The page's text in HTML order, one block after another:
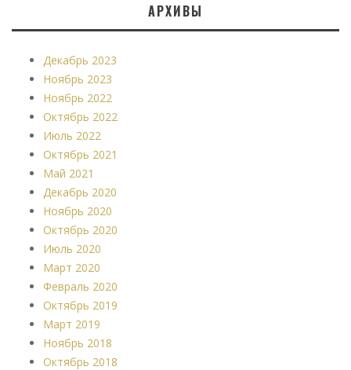
АРХИВЫ
Декабрь 2023
Ноябрь 2023
Ноябрь 2022
Октябрь 2022
Июль 2022
Октябрь 2021
Май 2021
Декабрь 2020
Ноябрь 2020
Октябрь 2020
Июль 2020
Март 2020
Февраль 2020
Октябрь 2019
Март 2019
Ноябрь 2018
Октябрь 2018